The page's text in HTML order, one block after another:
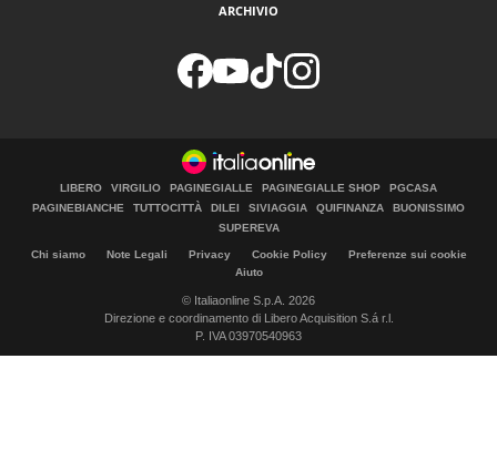
ARCHIVIO
LIBERO VIRGILIO PAGINEGIALLE PAGINEGIALLE SHOP
PGCASA
PAGINEBIANCHE
TUTTOCITTÀ DILEI SIVIAGGIA QUIFINANZA
BUONISSIMO
SUPEREVA
Chi siamo Note Legali Privacy Cookie Policy
Preferenze sui cookie
Aiuto
© Italiaonline S.p.A. 2026
Direzione e coordinamento di Libero Acquisition S.á r.l.
P. IVA 03970540963